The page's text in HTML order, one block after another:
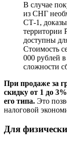
В случае
из СНГ
СТ-1,
территории
доступны
Стоимость
000 рублей
сложности
При продаже за
скидку от 1 до
его типа. Это
налоговой
Для